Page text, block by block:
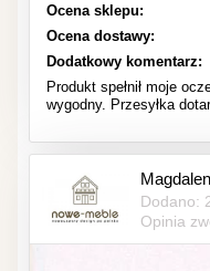
Ocena sklepu:
Ocena dostawy:
Dodatkowy komentarz:
Produkt spełnił moje
wygodny. Przesyłka
Dodano:
Opinia